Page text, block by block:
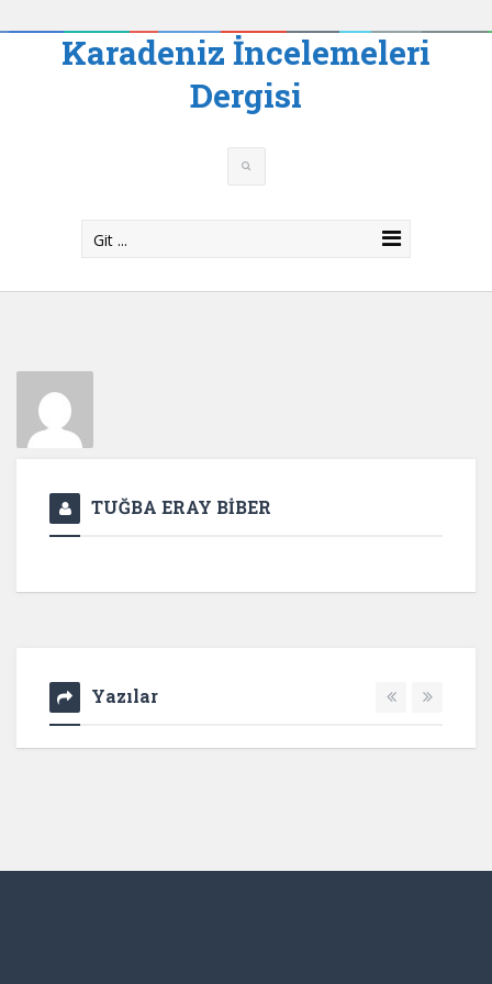
Karadeniz İncelemeleri
Dergisi
Git ...
TUĞBA ERAY BİBER
Yazılar